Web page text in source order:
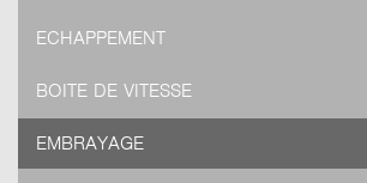
ECHAPPEMENT
BOITE DE VITESSE
EMBRAYAGE